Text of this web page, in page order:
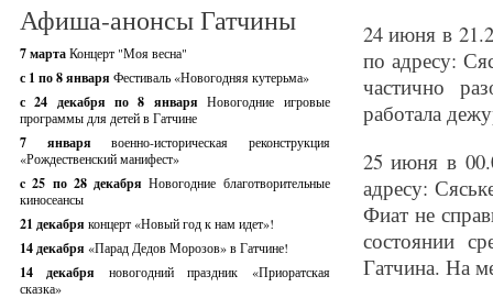
Афиша-анонсы Гатчины
7 мартаКонцерт "Моя весна"
с 1 по 8 января Фестиваль «Новогодняя кутерьма»
с 24 декабря по 8 январяНовогодние игровые
программы для детей в Гатчине
7 январявоенно-историческая реконструкция
«Рождественский манифест»
c 25 по 28 декабряНовогодние благотворительные
киносеансы
21 декабря концерт «Новый год к нам идет»!
14 декабря «Парад Дедов Морозов» в Гатчине!
14 декабря новогодний праздник «Приоратская
сказка»
24 июня в
по адресу:
частично
работала
25 июня в
адресу:
Фиат не
состоянии
Гатчина. На